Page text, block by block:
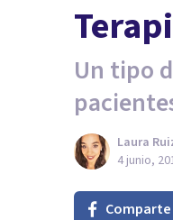
Un tipo
Laura
4 junio,
Comparte